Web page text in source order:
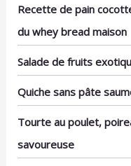
Recette de pain
du whey bread maison
Salade de fruits
Quiche sans pâte
Tourte au poulet,
savoureuse